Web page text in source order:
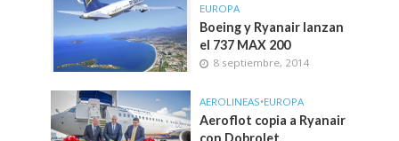
EUROPA
Boeing y Ryanair lanzan
el 737 MAX 200
8 septiembre, 2014
AEROLINEAS•EUROPA
Aeroflot copia a Ryanair
con Dobrolet